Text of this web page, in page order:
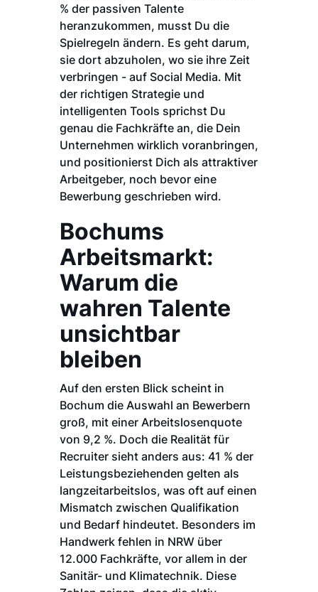
% der passiven Talente
heranzukommen, musst Du die
Spielregeln ändern. Es geht darum,
sie dort abzuholen, wo sie ihre Zeit
verbringen - auf Social Media. Mit
der richtigen Strategie und
intelligenten Tools sprichst Du
genau die Fachkräfte an, die Dein
Unternehmen wirklich voranbringen,
und positionierst Dich als attraktiver
Arbeitgeber, noch bevor eine
Bewerbung geschrieben wird.
Bochums
Arbeitsmarkt:
Warum die
wahren Talente
unsichtbar
bleiben
Auf den ersten Blick scheint in
Bochum die Auswahl an Bewerbern
groß, mit einer Arbeitslosenquote
von 9,2 %. Doch die Realität für
Recruiter sieht anders aus: 41 % der
Leistungsbeziehenden gelten als
langzeitarbeitslos, was oft auf einen
Mismatch zwischen Qualifikation
und Bedarf hindeutet. Besonders im
Handwerk fehlen in NRW über
12.000 Fachkräfte, vor allem in der
Sanitär- und Klimatechnik. Diese